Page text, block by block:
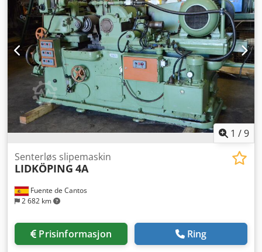
1 /9
Fuente de Cantos
2 682 km
Senterløs slipemaskin
LIDKÖPING 4A
Prisinformasjon Ring